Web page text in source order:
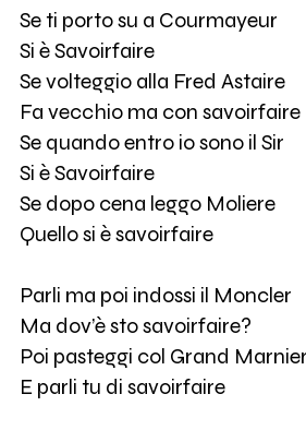
Se ti porto su a Courmayeur
Si è Savoirfaire
Se volteggio alla Fred Astaire
Fa vecchio ma con savoirfaire
Se quando entro io sono il Sir
Si è Savoirfaire
Se dopo cena leggo Moliere
Quello si è savoirfaire
Parli ma poi indossi il Moncler
Ma dov’è sto savoirfaire?
Poi pasteggi col Grand Marnier
E parli tu di savoirfaire